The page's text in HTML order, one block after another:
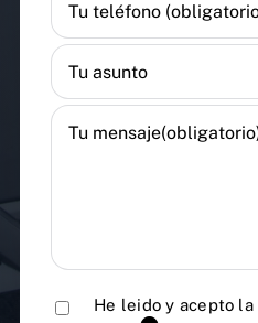
He leido y acepto la